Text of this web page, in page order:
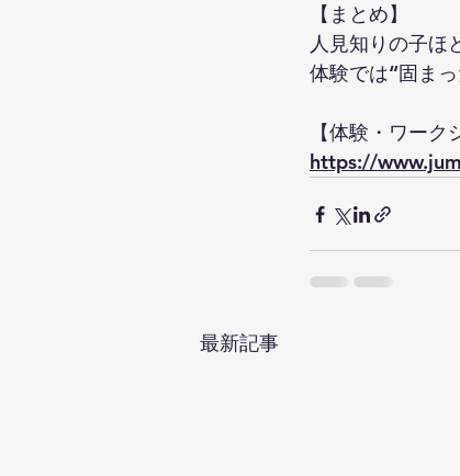
【まとめ】
人見知りの子ほ
体験では“固ま
【体験・ワーク
https://
最新記事